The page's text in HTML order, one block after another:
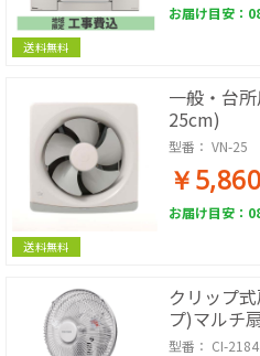
送料無料
お届け目安：
送料無料
一般・台
25cm)
型番： VN-25
￥5,860
お届け目安：
クリップ
プ)マルチ
イト)
型番： CI-2184